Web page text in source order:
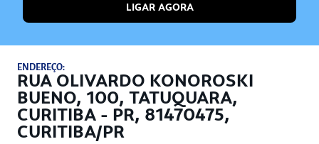
LIGAR AGORA
ENDEREÇO:
RUA OLIVARDO KONOROSKI
BUENO, 100, TATUQUARA,
CURITIBA - PR, 81470475,
CURITIBA/PR